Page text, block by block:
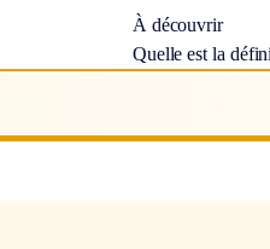
À découvrir
Quelle est la